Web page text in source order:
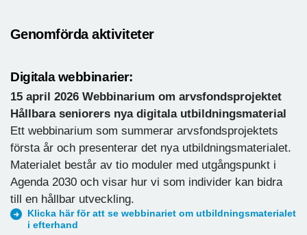
Genomförda aktiviteter
Digitala webbinarier:
15 april 2026 Webbinarium om arvsfondsprojektet
Hållbara seniorers nya digitala utbildningsmaterial
Ett webbinarium som summerar arvsfondsprojektets
första år och presenterar det nya utbildningsmaterialet.
Materialet består av tio moduler med utgångspunkt i
Agenda 2030 och visar hur vi som individer kan bidra
till en hållbar utveckling.
Klicka här för att se webbinariet om utbildningsmaterialet
i efterhand